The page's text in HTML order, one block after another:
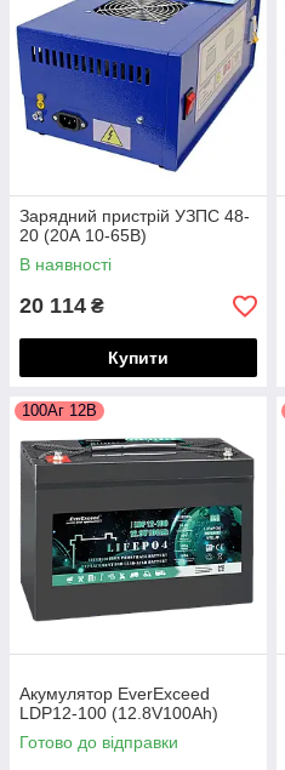
Зарядний пристрій УЗПС 48-
20 (20А 10-65В)
В наявності
20 114 ₴
Купити
100Аг 12В
Акумулятор EverExceed
LDP12-100 (12.8V100Ah)
Готово до відправки